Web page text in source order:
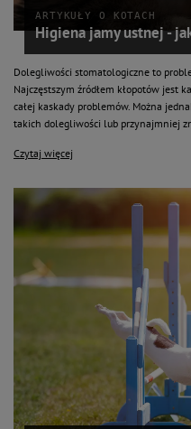
ARTYKUŁY O KOTACH
Higiena jamy ustnej -
Dolegliwości stomatologiczne to
Najczęstszym źródłem kłopotów jest
całej kaskady problemów. Można
takich dolegliwości lub przynajmniej
Czytaj więcej